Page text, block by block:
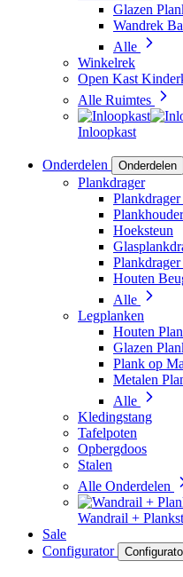
Glazen
Wandrek
Alle
Winkelrek
Open Kast
Alle Ruimtes
Inloopkast
Onderdelen
Onderdelen
Plankdrager
Plankhouder
Hoeksteun
Houten
Alle
Legplanken
Houten
Glazen
Plank op
Metalen
Alle
Kledingstang
Tafelpoten
Opbergdoos
Stalen
Alle Onderdelen
Wandrail +
Sale
Configurator